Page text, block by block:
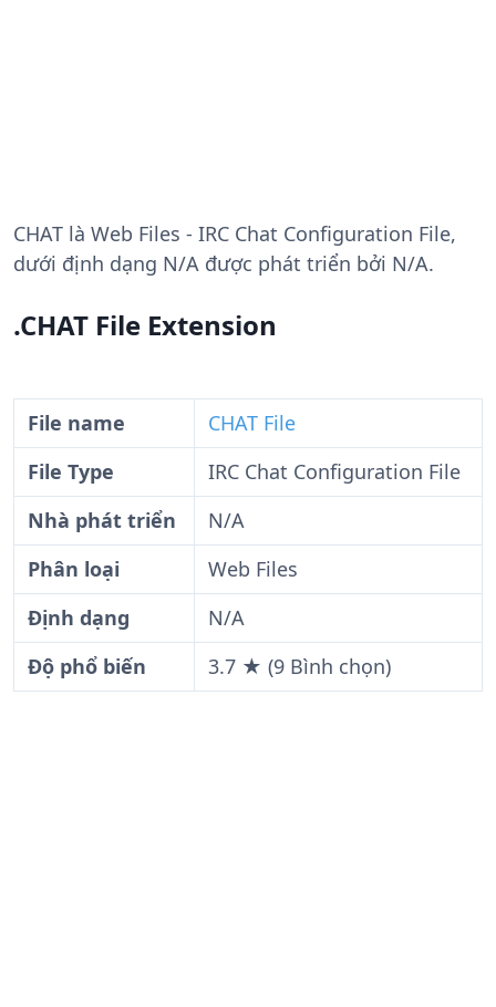
CHAT là Web Files - IRC Chat Configuration File,
dưới định dạng N/A được phát triển bởi N/A.
.CHAT File Extension
File name
CHAT File
File Type
IRC Chat Configuration File
Nhà phát triển
N/A
Phân loại
Web Files
Định dạng
N/A
Độ phổ biến
3.7 ★ (9 Bình chọn)